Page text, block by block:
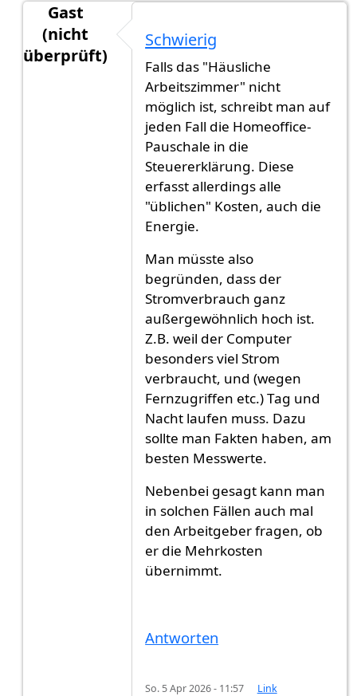
Gast
(nicht
überprüft)
Stromverbrauch als
Schwierig
Falls das "Häusliche
Arbeitszimmer" nicht
möglich ist, schreibt man auf
jeden Fall die Homeoffice-
Pauschale in die
Steuererklärung. Diese
erfasst allerdings alle
"üblichen" Kosten, auch die
Energie.
Man müsste also
begründen, dass der
Stromverbrauch ganz
außergewöhnlich hoch ist.
Z.B. weil der Computer
besonders viel Strom
verbraucht, und (wegen
Fernzugriffen etc.) Tag und
Nacht laufen muss. Dazu
sollte man Fakten haben, am
besten Messwerte.
Nebenbei gesagt kann man
in solchen Fällen auch mal
den Arbeitgeber fragen, ob
er die Mehrkosten
übernimmt.
Antworten
So. 5 Apr 2026 - 11:57 Link